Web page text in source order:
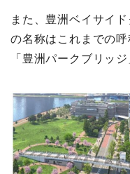
また、豊洲ベイサイ
の名称はこれまでの
「豊洲パークブリッ